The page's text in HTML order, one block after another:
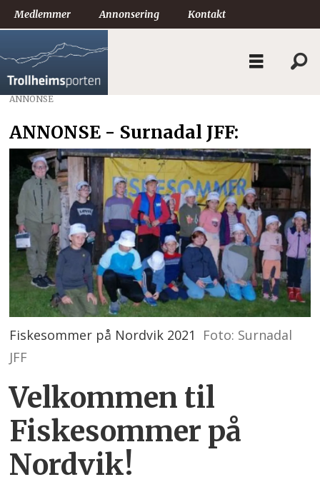
Medlemmer Annonsering Kontakt
ANNONSE
ANNONSE - Surnadal JFF:
Fiskesommer på Nordvik 2021
Foto: Surnadal
JFF
Velkommen til
Fiskesommer på
Nordvik!